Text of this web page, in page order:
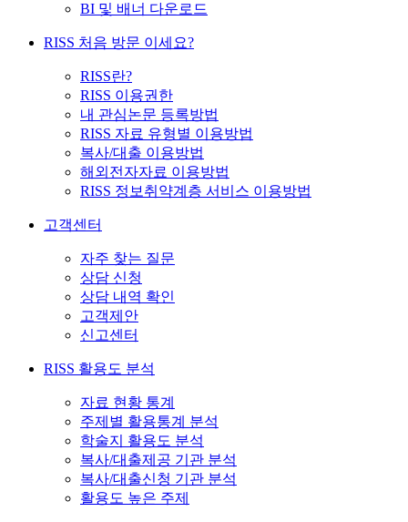
BI 및 배너 다운로드
RISS 처음 방문 이세요?
RISS란?
RISS 이용권한
내 관심논문 등록방법
RISS 자료 유형별 이용방법
복사/대출 이용방법
해외전자자료 이용방법
RISS 정보취약계층 서비스 이용방법
고객센터
자주 찾는 질문
상담 신청
상담 내역 확인
고객제안
신고센터
RISS 활용도 분석
자료 현황 통계
주제별 활용통계 분석
학술지 활용도 분석
복사/대출제공 기관 분석
복사/대출신청 기관 분석
활용도 높은 주제